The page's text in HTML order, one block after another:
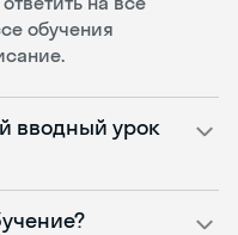
обучения
вводный урок